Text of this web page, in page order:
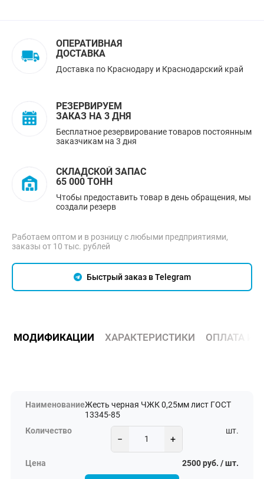
ОПЕРАТИВНАЯ
ДОСТАВКА
Доставка по Краснодару и Краснодарский край
РЕЗЕРВИРУЕМ
ЗАКАЗ НА 3 ДНЯ
Бесплатное резервирование товаров постоянным
заказчикам на 3 дня
СКЛАДСКОЙ ЗАПАС
65 000 ТОНН
Чтобы предоставить товар в день обращения, мы
создали резерв
Работаем оптом и в розницу с любыми предприятиями,
заказы от 10 тыс. рублей
Быстрый заказ в Telegram
МОДИФИКАЦИИ ХАРАКТЕРИСТИКИ ОПЛАТА И
Жесть черная ЧЖК 0,25мм лист ГОСТ
13345-85
− +
шт.
2500 руб. / шт.